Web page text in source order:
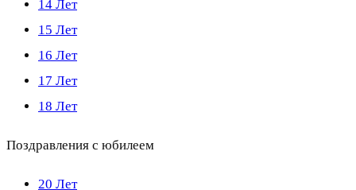
14 Лет
15 Лет
16 Лет
17 Лет
18 Лет
Поздравления с юбилеем
20 Лет